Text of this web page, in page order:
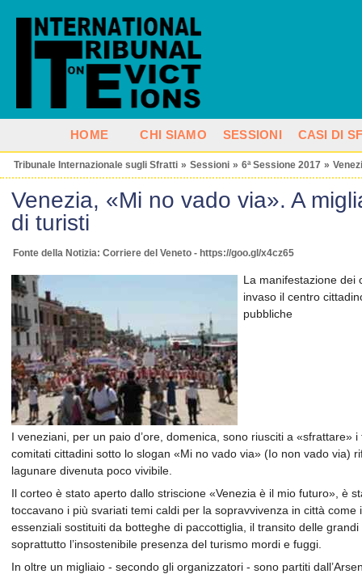
HOME CHI SIAMO SESSIONI CASI DI
Tribunale Internazionale sugli Sfratti » Sessioni » 6ª Sessione 2017 »
Venezia, «Mi no vado via». A
di turisti
Fonte della Notizia: Corriere del Veneto - https://goo.gl/x4cz65
La manifestazione dei
invaso il centro
pubbliche
I veneziani, per un paio d’ore, domenica, sono riusciti a «sfrattare»
comitati cittadini sotto lo slogan «Mi no vado via» (Io non vado via)
lagunare divenuta poco vivibile.
Il corteo è stato aperto dallo striscione «Venezia è il mio futuro», è
toccavano i più svariati temi caldi per la sopravvivenza in città
essenziali sostituiti da botteghe di paccottiglia, il transito delle
soprattutto l’insostenibile presenza del turismo mordi e fuggi.
In oltre un migliaio - secondo gli organizzatori - sono partiti